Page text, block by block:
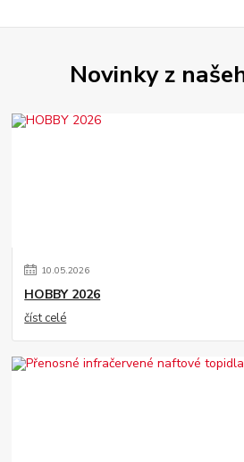
Novinky z
10.05.2026
HOBBY 2026
číst celé